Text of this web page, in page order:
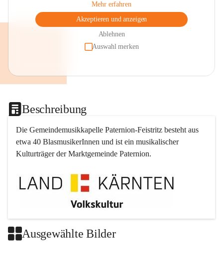
Mehr erfahren
Akzeptieren und anzeigen
Ablehnen
Auswahl merken
Beschreibung
Die Gemeindemusikkapelle Paternion-Feistritz besteht aus
etwa 40 BlasmusikerInnen und ist ein musikalischer
Kulturträger der Marktgemeinde Paternion.
Ausgewählte Bilder